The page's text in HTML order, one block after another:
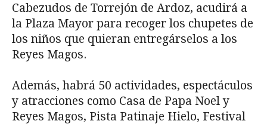
Cabezudos de Torrejón de Ardoz, acudirá a
la Plaza Mayor para recoger los chupetes de
los niños que quieran entregárselos a los
Reyes Magos.
Además, habrá 50 actividades, espectáculos
y atracciones como Casa de Papa Noel y
Reyes Magos, Pista Patinaje Hielo, Festival